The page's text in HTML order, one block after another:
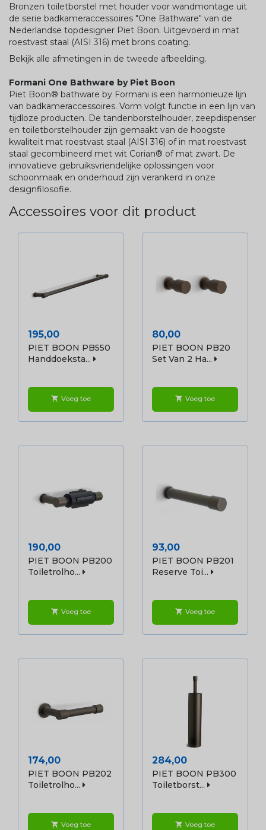
Bronzen toiletborstel met houder voor wandmontage uit
de serie badkameraccessoires "One Bathware" van de
Nederlandse topdesigner Piet Boon. Uitgevoerd in mat
roestvast staal (AISI 316) met brons coating.
Bekijk alle afmetingen in de tweede afbeelding.
Formani One Bathware by Piet Boon
Piet Boon® bathware by Formani is een harmonieuze lijn
van badkameraccessoires. Vorm volgt functie in een lijn van
tijdloze producten. De tandenborstelhouder, zeepdispenser
en toiletborstelhouder zijn gemaakt van de hoogste
kwaliteit mat roestvast staal (AISI 316) of in mat roestvast
staal gecombineerd met wit Corian® of mat zwart. De
innovatieve gebruiksvriendelijke oplossingen voor
schoonmaak en onderhoud zijn verankerd in onze
designfilosofie.
Accessoires voor dit product
Prijs
195,00
PIET BOON PB550
Handdoeksta...
shopping_cart Voeg toe
Prijs
80,00
PIET BOON PB20
Set Van 2 Ha...
shopping_cart Voeg toe
Prijs
190,00
PIET BOON PB200
Toiletrolho...
shopping_cart Voeg toe
Prijs
93,00
PIET BOON PB201
Reserve Toi...
shopping_cart Voeg toe
Prijs
174,00
PIET BOON PB202
Toiletrolho...
shopping_cart Voeg toe
Prijs
284,00
PIET BOON PB300
Toiletborst...
shopping_cart Voeg toe